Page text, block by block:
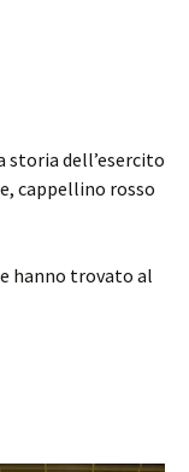
storia dell’esercito
cappellino rosso
hanno trovato al